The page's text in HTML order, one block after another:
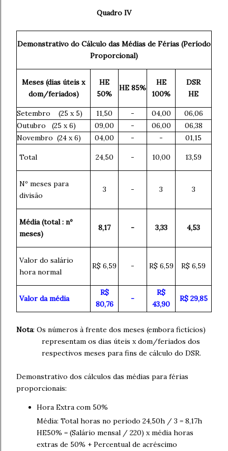
Quadro IV
Demonstrativo do Cálculo das Médias de Férias (Período
Proporcional)
Meses (dias úteis x
dom/feriados)
HE
50%
HE 85%
HE
100%
DSR
HE
Setembro (25 x 5) 11,50 - 04,00
06,06
Outubro (25 x 6)
09,00 - 06,00
06,38
Novembro (24 x 6)
04,00 - - 01,15
Total 24,50 - 10,00 13,59
Nº meses para
divisão
3 - 3 3
Média (total : nº
meses)
8,17 - 3,33 4,53
Valor do salário
hora normal
R$ 6,59 - R$ 6,59 R$ 6,59
Valor da média
R$
80,76
-
R$
43,90
R$ 29,85
Nota: Os números à frente dos meses (embora fictícios)
representam os dias úteis x dom/feriados dos
respectivos meses para fins de cálculo do DSR.
Demonstrativo dos cálculos das médias para férias
proporcionais:
Hora Extra com 50%
Média: Total horas no período 24,50h / 3 = 8,17h
HE50% = (Salário mensal / 220) x média horas
extras de 50% + Percentual de acréscimo